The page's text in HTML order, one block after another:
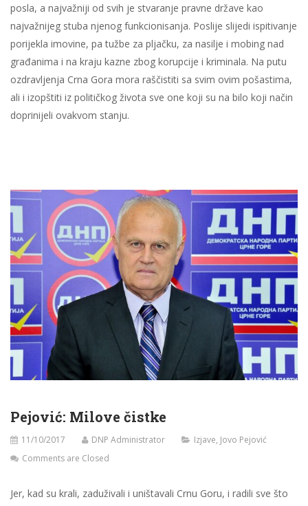
posla, a najvažniji od svih je stvaranje pravne države kao
najvažnijeg stuba njenog funkcionisanja. Poslije slijedi ispitivanje
porijekla imovine, pa tužbe za pljačku, za nasilje i mobing nad
građanima i na kraju kazne zbog korupcije i kriminala. Na putu
ozdravljenja Crna Gora mora raščistiti sa svim ovim pošastima,
ali i izopštiti iz političkog života sve one koji su na bilo koji način
doprinijeli ovakvom stanju.
Pe­jo­vić: Milove čistke
11/10/2017 DNP Administrator Izjave, Jovo Pejović
Comments are Closed
Jer, kad su kra­li, za­du­ži­va­li i uni­šta­va­li Cr­nu Go­ru, i ra­di­li sve što